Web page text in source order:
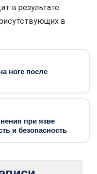
в результате
в
ноге после
при язве
и безопасность